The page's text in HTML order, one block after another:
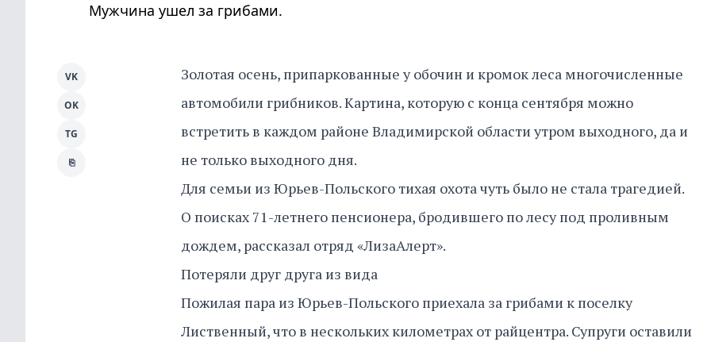
Мужчина ушел за грибами.
Золотая осень, припаркованные у обочин и кромок леса многочисленные
автомобили грибников. Картина, которую с конца сентября можно
встретить в каждом районе Владимирской области утром выходного, да и
не только выходного дня.
Для семьи из Юрьев-Польского тихая охота чуть было не стала трагедией.
О поисках 71-летнего пенсионера, бродившего по лесу под проливным
дождем, рассказал отряд «ЛизаАлерт».
Потеряли друг друга из вида
Пожилая пара из Юрьев-Польского приехала за грибами к поселку
Лиственный, что в нескольких километрах от райцентра. Супруги оставили
VK
OK
TG
⎘